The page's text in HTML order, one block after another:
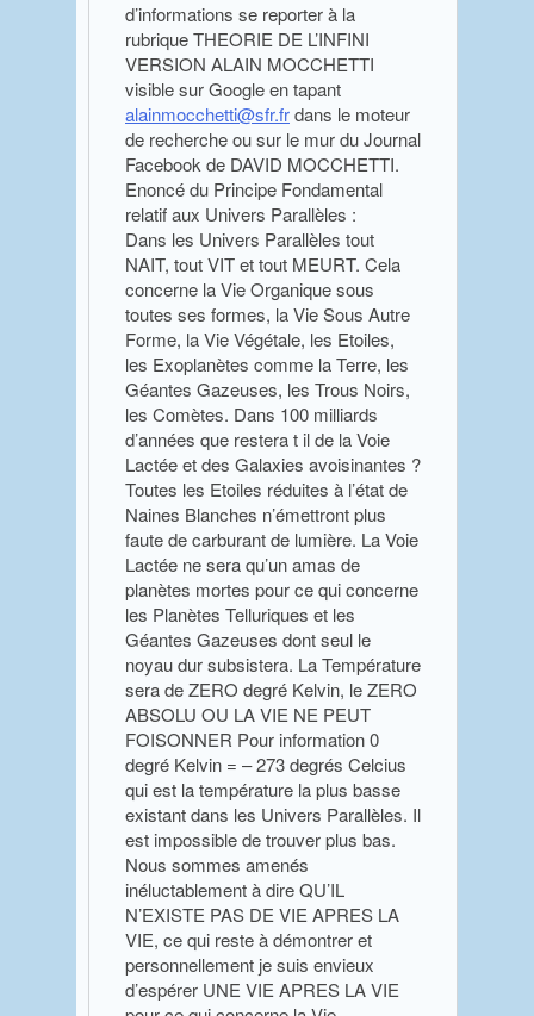
d’informations se reporter à la
rubrique THEORIE DE L’INFINI
VERSION ALAIN MOCCHETTI
visible sur Google en tapant
alainmocchetti@sfr.frdans le moteur
de recherche ou sur le mur du Journal
Facebook de DAVID MOCCHETTI.
Enoncé du Principe Fondamental
relatif aux Univers Parallèles :
Dans les Univers Parallèles tout
NAIT, tout VIT et tout MEURT. Cela
concerne la Vie Organique sous
toutes ses formes, la Vie Sous Autre
Forme, la Vie Végétale, les Etoiles,
les Exoplanètes comme la Terre, les
Géantes Gazeuses, les Trous Noirs,
les Comètes. Dans 100 milliards
d’années que restera t il de la Voie
Lactée et des Galaxies avoisinantes ?
Toutes les Etoiles réduites à l’état de
Naines Blanches n’émettront plus
faute de carburant de lumière. La Voie
Lactée ne sera qu’un amas de
planètes mortes pour ce qui concerne
les Planètes Telluriques et les
Géantes Gazeuses dont seul le
noyau dur subsistera. La Température
sera de ZERO degré Kelvin, le ZERO
ABSOLU OU LA VIE NE PEUT
FOISONNER Pour information 0
degré Kelvin = – 273 degrés Celcius
qui est la température la plus basse
existant dans les Univers Parallèles. Il
est impossible de trouver plus bas.
Nous sommes amenés
inéluctablement à dire QU’IL
N’EXISTE PAS DE VIE APRES LA
VIE, ce qui reste à démontrer et
personnellement je suis envieux
d’espérer UNE VIE APRES LA VIE